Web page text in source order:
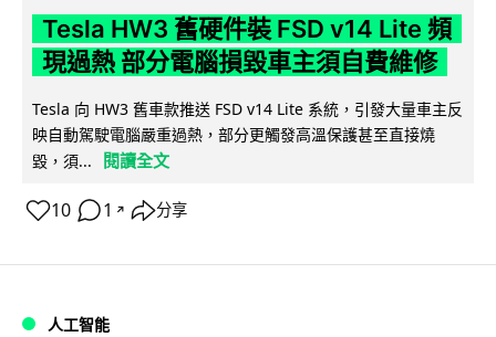
Tesla HW3 舊硬件裝 FSD v14 Lite 頻
現過熱 部分電腦損毀車主須自費維修
Tesla 向 HW3 舊車款推送 FSD v14 Lite 系統，引發大量車主反
映自動駕駛電腦嚴重過熱，部分更觸發高溫保護甚至直接燒
毀，須...
閱讀全文
10 1 ↗ 分享
人工智能